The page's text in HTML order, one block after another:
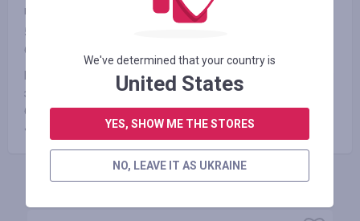
відмовилися від товару з будь-яких причин
5. Ви не використовуєте або відключили спеціальні
блокувальники реклами, як-от AdBlock та інші
Гарантуємо виплату зароблених Вами коштів на вибраний
зручний спосіб протягом 3-х робочих днів (зазвичай не
більше доби) після подачі запиту через спеціальне меню
«ВИВЕДЕННЯ КОШТІВ».
Схожі магазини
We've determined that your country is
United States
YES, SHOW ME THE STORES
NO, LEAVE IT AS UKRAINE